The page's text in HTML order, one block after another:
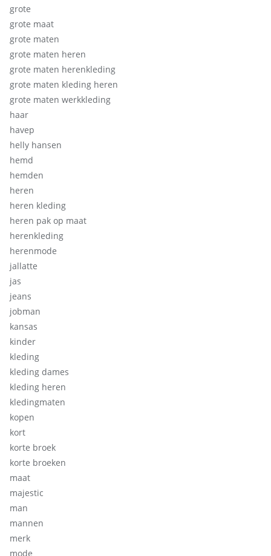
grote
grote maat
grote maten
grote maten heren
grote maten herenkleding
grote maten kleding heren
grote maten werkkleding
haar
havep
helly hansen
hemd
hemden
heren
heren kleding
heren pak op maat
herenkleding
herenmode
jallatte
jas
jeans
jobman
kansas
kinder
kleding
kleding dames
kleding heren
kledingmaten
kopen
kort
korte broek
korte broeken
maat
majestic
man
mannen
merk
mode